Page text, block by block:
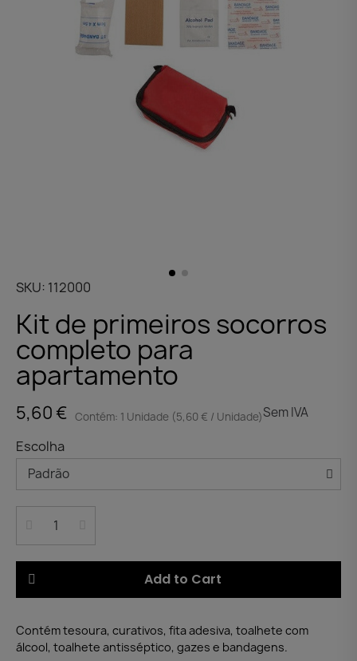
SKU 112000
Kit de primeiros socorros
completo para
apartamento
5,60 € Contém: 1 Unidade (5,60 € / Unidade)Sem IVA
Escolha
Add to Cart
Contém tesoura, curativos, fita adesiva, toalhete com
álcool, toalhete antisséptico, gazes e bandagens.